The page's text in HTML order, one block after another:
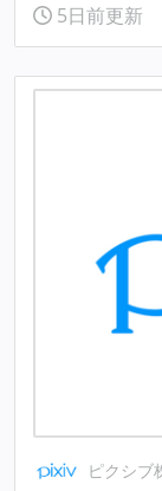
5日前更新
ピクシブ